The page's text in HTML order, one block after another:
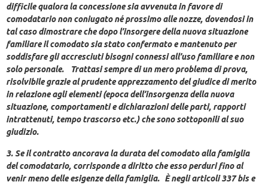
difficile qualora la concessione sia avvenuta in favore di
comodatario non coniugato né prossimo alle nozze, dovendosi in
tal caso dimostrare che dopo l’insorgere della nuova situazione
familiare il comodato sia stato confermato e mantenuto per
soddisfare gli accresciuti bisogni connessi all’uso familiare e non
solo personale. Trattasi sempre di un mero problema di prova,
risolvibile grazie al prudente apprezzamento del giudice di merito
in relazione agli elementi (epoca dell’insorgenza della nuova
situazione, comportamenti e dichiarazioni delle parti, rapporti
intrattenuti, tempo trascorso etc.) che sono sottoponili al suo
giudizio.
3. Se il contratto ancorava la durata del comodato alla famiglia
del comodatario, corrisponde a diritto che esso perduri fino al
venir meno delle esigenze della famiglia. È negli articoli 337 bis e